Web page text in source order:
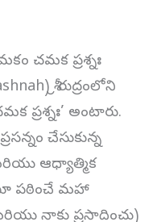
చమకం చమక ప్రశ్నః
శ్రీ రుద్రంలోని
ప్రశ్నః’ అంటారు.
చేసుకున్న
ఆధ్యాత్మిక
పఠించే మహా
నాకు ప్రసాదించు)